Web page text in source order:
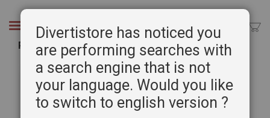
Chercher
PDA Hors-série n°17 Lumière et couleurs du Sud
Passer
Divertistore has noticed you
are performing searches with
a search engine that is not
your language. Would you like
to switch to english version ?